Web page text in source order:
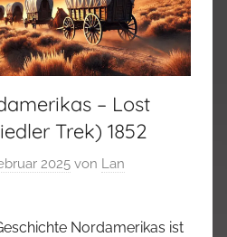
– Lost
Trek) 1852
2025 von Lan
Nordamerikas ist